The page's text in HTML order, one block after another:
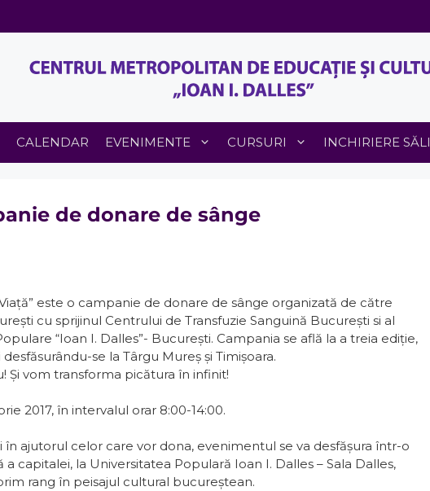
CALENDAR EVENIMENTE CURSURI INCHIRIERE SĂLI
de donare de sânge
este o campanie de donare de sânge organizată de către
cu sprijinul Centrului de Transfuzie Sanguină București si al
“Ioan I. Dalles”- București. Campania se află la a treia ediţie,
se la Târgu Mureş şi Timişoara.
Și vom transforma picătura în infinit!
2017, în intervalul orar 8:00-14:00.
în ajutorul celor care vor dona, evenimentul se va desfăşura într-o
a capitalei, la Universitatea Populară Ioan I. Dalles – Sala Dalles,
rang în peisajul cultural bucureștean.